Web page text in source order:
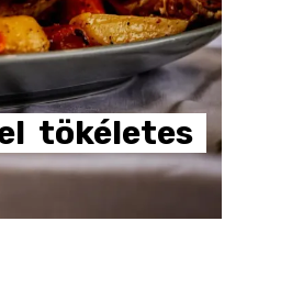
tökéletes